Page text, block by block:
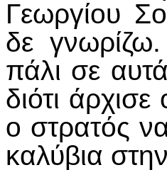
Γεωργίου
δε
πάλι σε
διότι
ο στρατός
καλύβια